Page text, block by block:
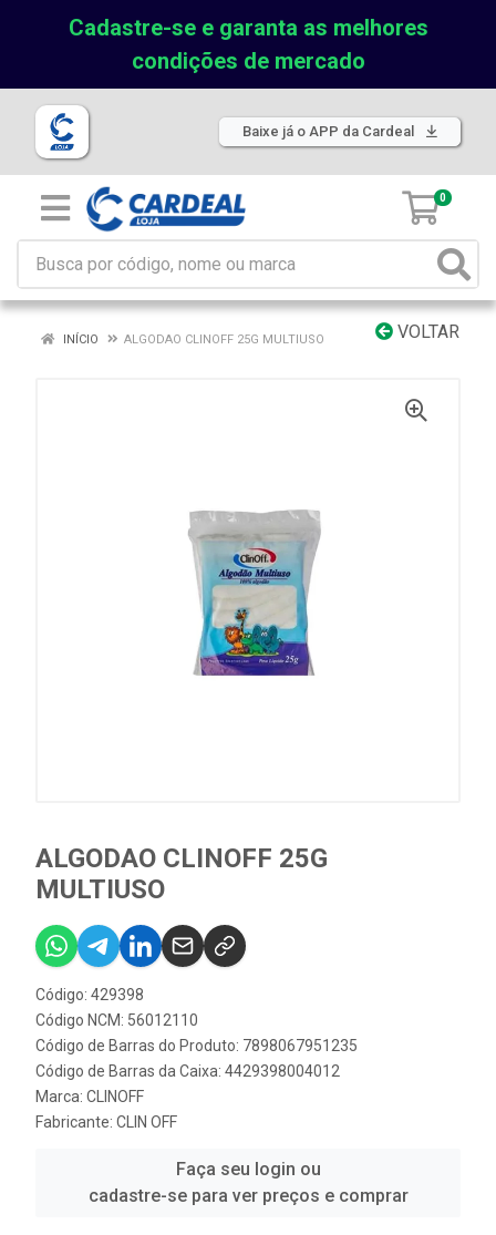
Cadastre-se e garanta as melhores
condições de mercado
Baixe já o APP da Cardeal
0
VOLTAR
INÍCIO ALGODAO CLINOFF 25G MULTIUSO
ALGODAO CLINOFF 25G
MULTIUSO
Código: 429398
Código NCM: 56012110
Código de Barras do Produto: 7898067951235
Código de Barras da Caixa: 4429398004012
Marca: CLINOFF
Fabricante: CLIN OFF
Faça seu login ou
cadastre-se para ver preços e comprar